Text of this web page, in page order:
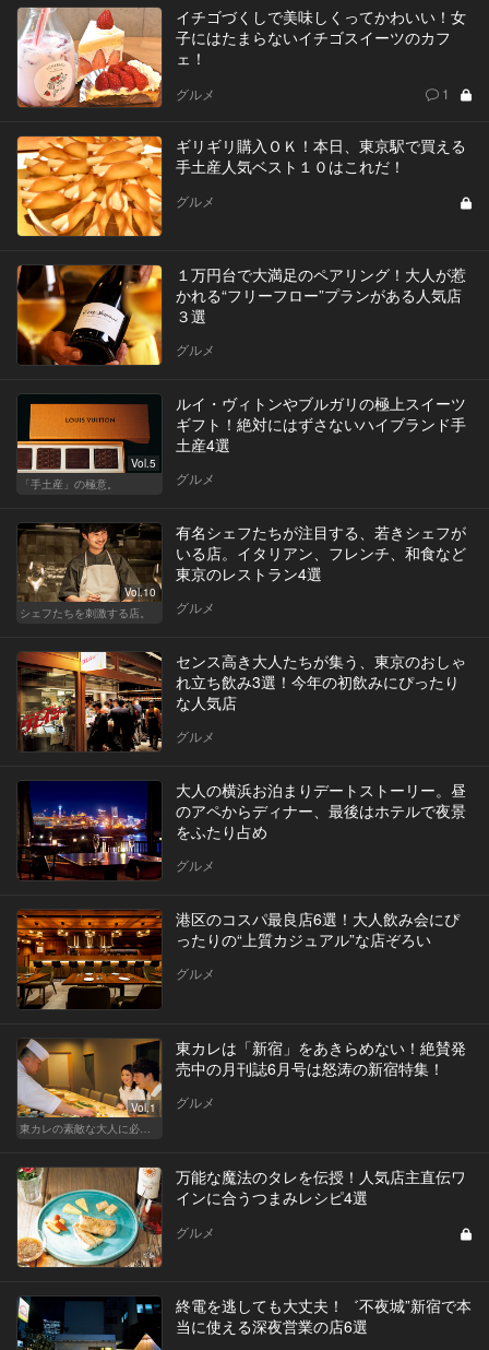
イチゴづくしで美味しくってかわいい！女
子にはたまらないイチゴスイーツのカフ
ェ！
グルメ 1
ギリギリ購入ＯＫ！本日、東京駅で買える
手土産人気ベスト１０はこれだ！
グルメ
１万円台で大満足のペアリング！大人が惹
かれる“フリーフロー”プランがある人気店
３選
グルメ
Vol.5
「手土産」の極意。
ルイ・ヴィトンやブルガリの極上スイーツ
ギフト！絶対にはずさないハイブランド手
土産4選
グルメ
Vol.10
シェフたちを刺激する店。
有名シェフたちが注目する、若きシェフが
いる店。イタリアン、フレンチ、和食など
東京のレストラン4選
グルメ
センス高き大人たちが集う、東京のおしゃ
れ立ち飲み3選！今年の初飲みにぴったり
な人気店
グルメ
大人の横浜お泊まりデートストーリー。昼
のアペからディナー、最後はホテルで夜景
をふたり占め
グルメ
港区のコスパ最良店6選！大人飲み会にぴ
ったりの“上質カジュアル”な店ぞろい
グルメ
Vol.1
東カレは「新宿」をあきらめない！絶賛発
売中の月刊誌6月号は怒涛の新宿特集！
グルメ
万能な魔法のタレを伝授！人気店主直伝ワ
インに合うつまみレシピ4選
グルメ
終電を逃しても大丈夫！゛不夜城”新宿で本
当に使える深夜営業の店6選